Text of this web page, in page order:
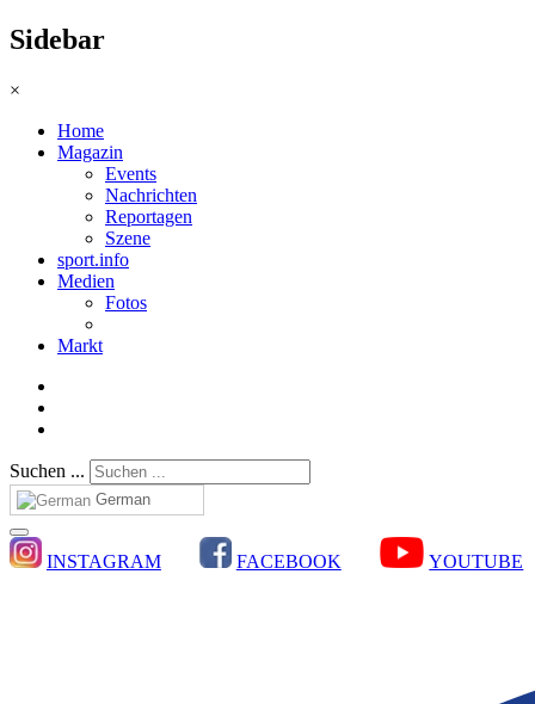
Sidebar
×
Home
Magazin
Events
Nachrichten
Reportagen
Szene
sport.info
Medien
Fotos
Markt
Suchen ...
German
INSTAGRAM FACEBOOK YOUTUBE